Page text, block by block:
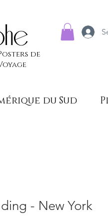
de
du Sud
- New York